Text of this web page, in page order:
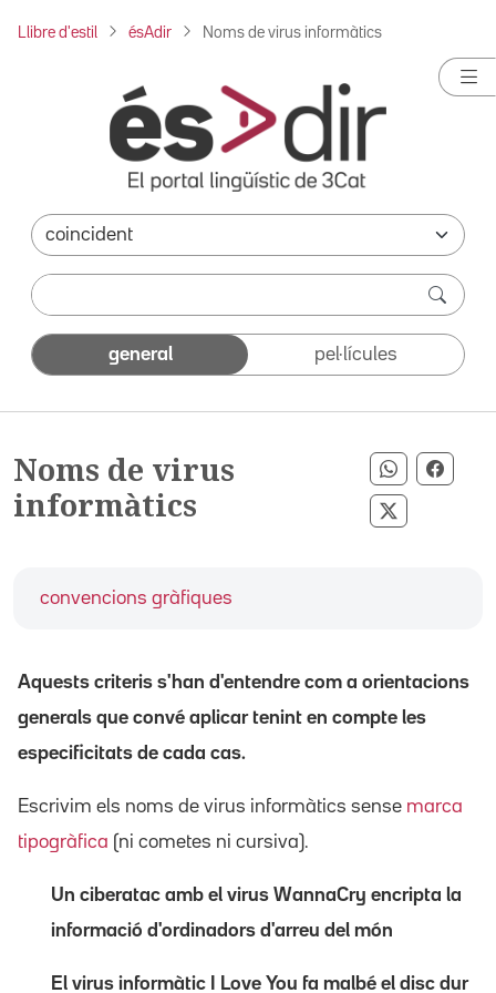
Llibre d'estil ésAdir Noms de virus informàtics
general pel·lícules
Noms de virus
informàtics
Compartir
Compartir
convencions gràfiques
Aquests criteris s'han d'entendre com a orientacions
generals que convé aplicar tenint en compte les
especificitats de cada cas.
Escrivim els noms de virus informàtics sense marca
tipogràfica (ni cometes ni cursiva).
Un ciberatac amb el virus WannaCry encripta la
informació d'ordinadors d'arreu del món
El virus informàtic I Love You fa malbé el disc dur